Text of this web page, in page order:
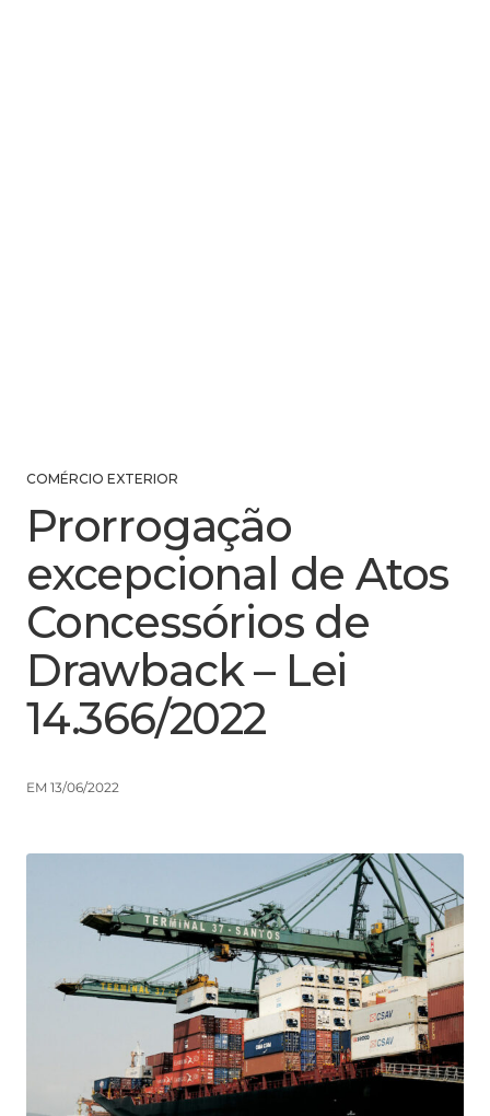
COMÉRCIO EXTERIOR
Prorrogação
excepcional de Atos
Concessórios de
Drawback – Lei
14.366/2022
EM 13/06/2022